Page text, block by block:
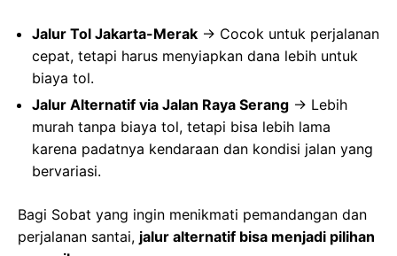
Jalur Tol Jakarta-Merak → Cocok untuk perjalanan
cepat, tetapi harus menyiapkan dana lebih untuk
biaya tol.
Jalur Alternatif via Jalan Raya Serang → Lebih
murah tanpa biaya tol, tetapi bisa lebih lama
karena padatnya kendaraan dan kondisi jalan yang
bervariasi.
Bagi Sobat yang ingin menikmati pemandangan dan
perjalanan santai, jalur alternatif bisa menjadi pilihan